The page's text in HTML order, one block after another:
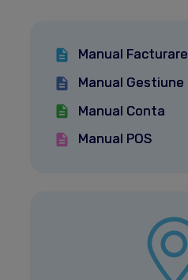
Manual Facturare
Manual Gestiune
Manual Conta
Manual POS